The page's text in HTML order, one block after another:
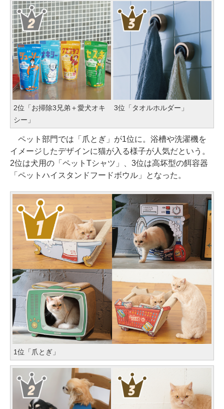
2位「お掃除3兄弟＋愛犬オキ
シー」
3位「タオルホルダー」
ペット部門では「爪とぎ」が1位に。浴槽や洗濯機を
イメージしたデザインに猫が入る様子が人気だという。
2位は犬用の「ペットTシャツ」、3位は高坏型の餌容器
「ペットハイスタンドフードボウル」となった。
1位「爪とぎ」